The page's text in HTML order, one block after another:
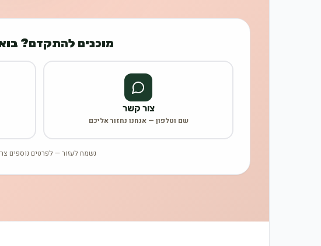
מוכנים להתקדם?
צור קשר
שם וטלפון — אנחנו נחזור אליכם
נשמח לעזור — לפרטים נוספים